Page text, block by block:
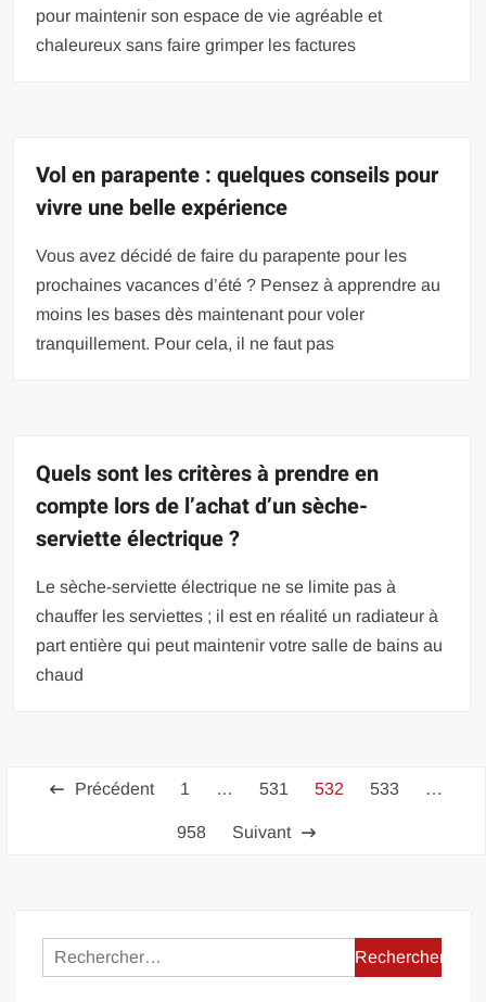
pour maintenir son espace de vie agréable et
chaleureux sans faire grimper les factures
Vol en parapente : quelques conseils pour
vivre une belle expérience
Vous avez décidé de faire du parapente pour les
prochaines vacances d’été ? Pensez à apprendre au
moins les bases dès maintenant pour voler
tranquillement. Pour cela, il ne faut pas
Quels sont les critères à prendre en
compte lors de l’achat d’un sèche-
serviette électrique ?
Le sèche-serviette électrique ne se limite pas à
chauffer les serviettes ; il est en réalité un radiateur à
part entière qui peut maintenir votre salle de bains au
chaud
Pagination
publications
Précédent 1 … 531 532 533 …
958 Suivant
Rechercher :